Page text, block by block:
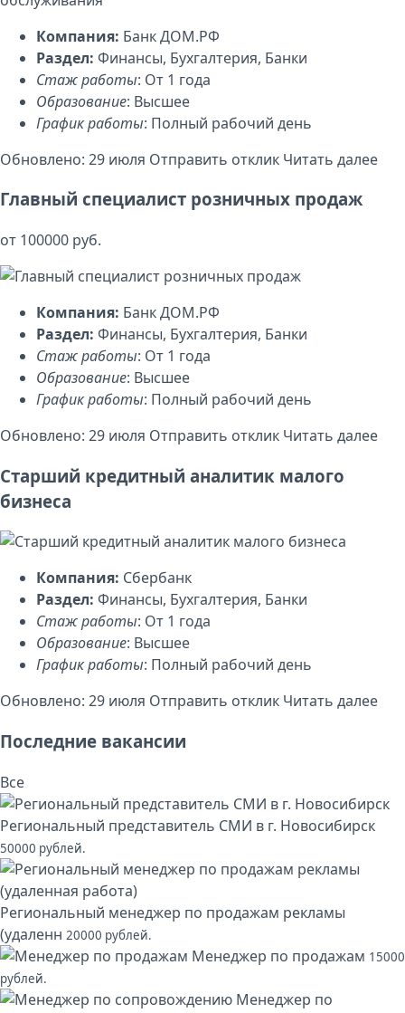
Компания: Банк ДОМ.РФ
Раздел: Финансы, Бухгалтерия, Банки
Стаж работы: От 1 года
Образование: Высшее
График работы: Полный рабочий день
Обновлено: 29 июля Отправить отклик Читать далее
Главный специалист розничных продаж
от 100000 руб.
Компания: Банк ДОМ.РФ
Раздел: Финансы, Бухгалтерия, Банки
Стаж работы: От 1 года
Образование: Высшее
График работы: Полный рабочий день
Обновлено: 29 июля Отправить отклик Читать далее
Старший кредитный аналитик малого
бизнеса
Компания: Сбербанк
Раздел: Финансы, Бухгалтерия, Банки
Стаж работы: От 1 года
Образование: Высшее
График работы: Полный рабочий день
Обновлено: 29 июля Отправить отклик Читать далее
Последние вакансии
Все
Региональный представитель СМИ в г. Новосибирск
50000 рублей.
Региональный менеджер по продажам рекламы
(удаленн 20000 рублей.
Менеджер по продажам 15000
рублей.
Менеджер по